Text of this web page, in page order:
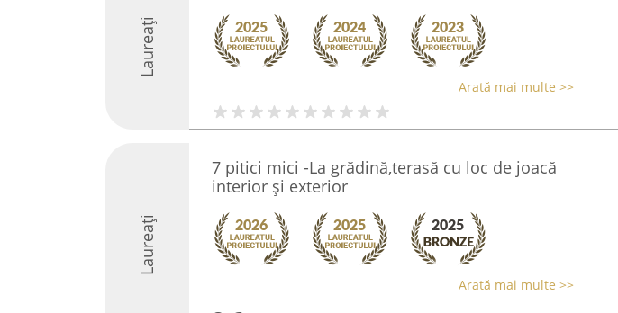
Laureați
Arată mai multe >>
Laureați
7 pitici mici -La grădină,terasă cu loc de joacă
interior și exterior
Arată mai multe >>